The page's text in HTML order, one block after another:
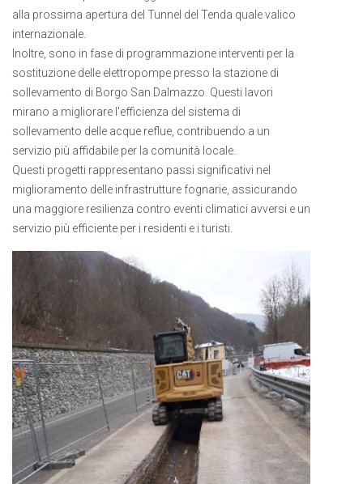
alla prossima apertura del Tunnel del Tenda quale valico
internazionale.
Inoltre, sono in fase di programmazione interventi per la
sostituzione delle elettropompe presso la stazione di
sollevamento di Borgo San Dalmazzo. Questi lavori
mirano a migliorare l'efficienza del sistema di
sollevamento delle acque reflue, contribuendo a un
servizio più affidabile per la comunità locale.
Questi progetti rappresentano passi significativi nel
miglioramento delle infrastrutture fognarie, assicurando
una maggiore resilienza contro eventi climatici avversi e un
servizio più efficiente per i residenti e i turisti.